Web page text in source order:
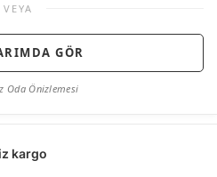
VEYA
GÖR
Oda Önizlemesi
kargo